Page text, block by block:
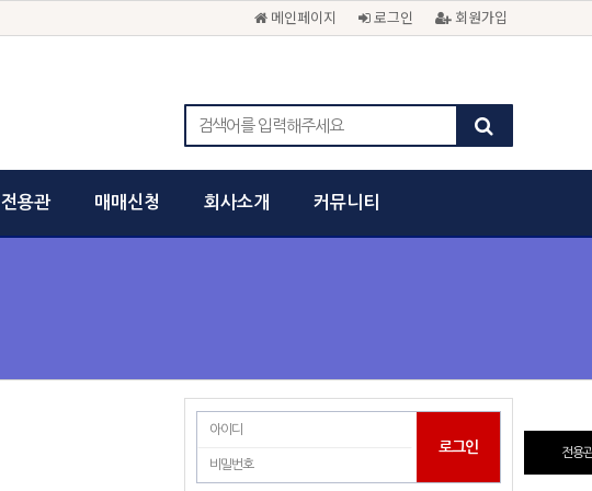
메인페이지 로그인 회원가입
전용관 매매신청 회사소개 커뮤니티
전용